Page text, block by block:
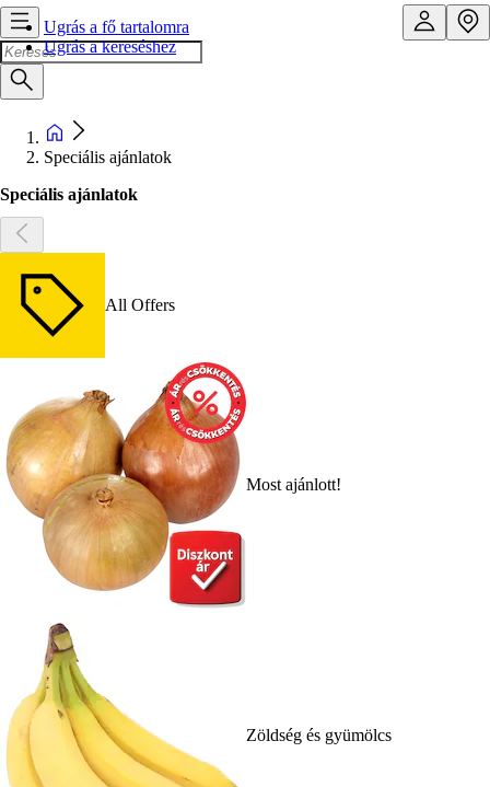
Ugrás a fő tartalomra
Ugrás a kereséshez
Speciális ajánlatok
Speciális ajánlatok
All Offers
Most ajánlott!
Zöldség és gyümölcs